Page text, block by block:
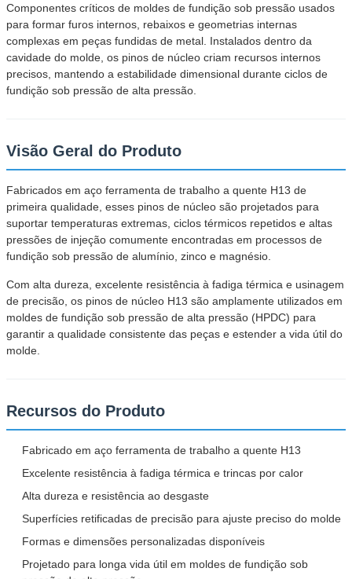
Componentes críticos de moldes de fundição sob pressão usados
para formar furos internos, rebaixos e geometrias internas
complexas em peças fundidas de metal. Instalados dentro da
cavidade do molde, os pinos de núcleo criam recursos internos
precisos, mantendo a estabilidade dimensional durante ciclos de
fundição sob pressão de alta pressão.
Visão Geral do Produto
Fabricados em aço ferramenta de trabalho a quente H13 de
primeira qualidade, esses pinos de núcleo são projetados para
suportar temperaturas extremas, ciclos térmicos repetidos e altas
pressões de injeção comumente encontradas em processos de
fundição sob pressão de alumínio, zinco e magnésio.
Com alta dureza, excelente resistência à fadiga térmica e usinagem
de precisão, os pinos de núcleo H13 são amplamente utilizados em
moldes de fundição sob pressão de alta pressão (HPDC) para
garantir a qualidade consistente das peças e estender a vida útil do
molde.
Recursos do Produto
Fabricado em aço ferramenta de trabalho a quente H13
Excelente resistência à fadiga térmica e trincas por calor
Alta dureza e resistência ao desgaste
Superfícies retificadas de precisão para ajuste preciso do molde
Formas e dimensões personalizadas disponíveis
Projetado para longa vida útil em moldes de fundição sob